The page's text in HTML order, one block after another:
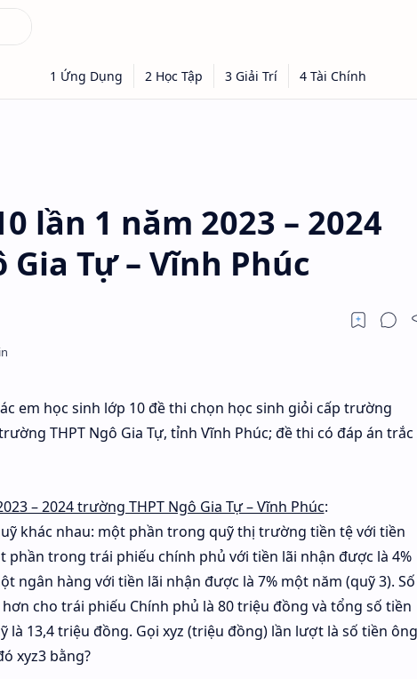
lần 1 năm 2023 – 2024
Tự – Vĩnh Phúc
em học sinh lớp 10 đề thi chọn học sinh giỏi cấp trường
THPT Ngô Gia Tự, tỉnh Vĩnh Phúc; đề thi có đáp án trắc
– 2024 trường THPT Ngô Gia Tự – Vĩnh Phúc:
khác nhau: một phần trong quỹ thị trường tiền tệ với tiền
phần trong trái phiếu chính phủ với tiền lãi nhận được là 4%
ngân hàng với tiền lãi nhận được là 7% một năm (quỹ 3). Số
cho trái phiếu Chính phủ là 80 triệu đồng và tổng số tiền
là 13,4 triệu đồng. Gọi xyz (triệu đồng) lần lượt là số tiền ông
xyz3 bằng?